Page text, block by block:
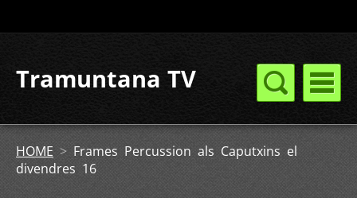
Tramuntana TV
HOME > Frames Percussion als Caputxins el
divendres 16